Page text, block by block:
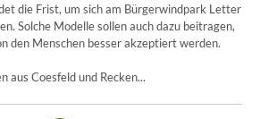
die Frist, um sich am Bürgerwindpark Letter
Solche Modelle sollen auch dazu beitragen,
den Menschen besser akzeptiert werden.
aus Coesfeld und Recken...